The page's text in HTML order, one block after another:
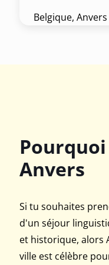
Belgique, Anvers
Anvers
Si tu souhaites
d'un séjour
et historique, alors
ville est célèbre